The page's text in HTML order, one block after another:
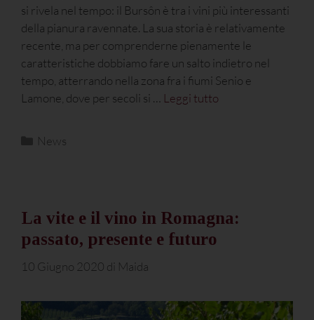
si rivela nel tempo: il Bursôn è tra i vini più interessanti
della pianura ravennate. La sua storia è relativamente
recente, ma per comprenderne pienamente le
caratteristiche dobbiamo fare un salto indietro nel
tempo, atterrando nella zona fra i fiumi Senio e
Lamone, dove per secoli si … Leggi tutto
News
La vite e il vino in Romagna:
passato, presente e futuro
10 Giugno 2020 di Maida